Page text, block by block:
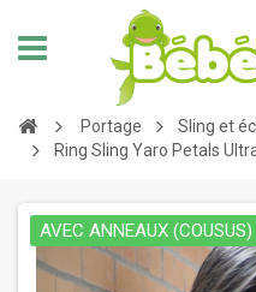
Portage Sling et
Ring Sling Yaro Petals
AVEC ANNEAUX (COUSUS)